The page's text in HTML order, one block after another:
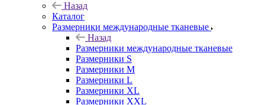
Назад
Каталог
Размерники международные тканевые
Назад
Размерники международные тканевые
Размерники S
Размерники M
Размерники L
Размерники XL
Размерники XXL